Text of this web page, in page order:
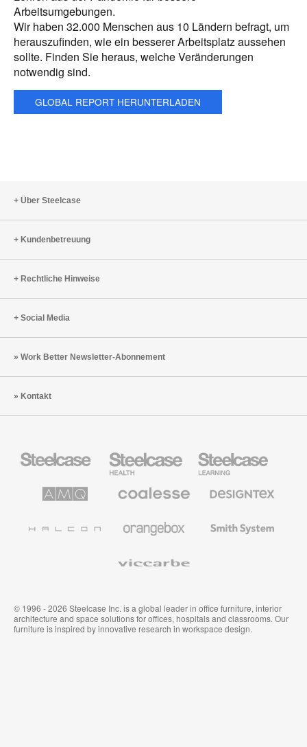
Arbeitsumgebungen.
Wir haben 32.000 Menschen aus 10 Ländern befragt, um
herauszufinden, wie ein besserer Arbeitsplatz aussehen
sollte. Finden Sie heraus, welche Veränderungen
notwendig sind.
GLOBAL REPORT HERUNTERLADEN
Über Steelcase
Kundenbetreuung
Rechtliche Hinweise
Social Media
Work Better Newsletter-Abonnement
Kontakt
Büromöbel
Health
Education
Möbel
Solutions
Büromöbel
Textilien
System
© 1996 - 2026 Steelcase Inc. is a global leader in office furniture, interior
architecture and space solutions for offices, hospitals and classrooms. Our
furniture is inspired by innovative research in workspace design.